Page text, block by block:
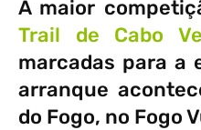
A maior
Trail de Cabo
marcadas para a
arranque
do Fogo, no Fogo